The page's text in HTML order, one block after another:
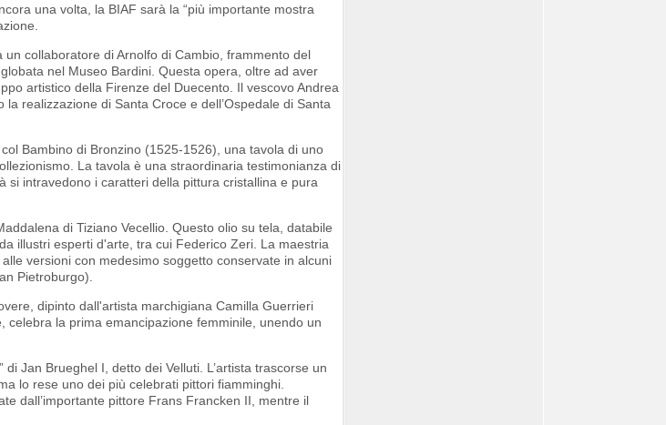
una volta, la BIAF sarà la “più importante mostra
collaboratore di Arnolfo di Cambio, frammento del
nel Museo Bardini. Questa opera, oltre ad aver
artistico della Firenze del Duecento. Il vescovo Andrea
realizzazione di Santa Croce e dell’Ospedale di Santa
Bambino di Bronzino (1525-1526), una tavola di uno
La tavola è una straordinaria testimonianza di
si intravedono i caratteri della pittura cristallina e pura
di Tiziano Vecellio. Questo olio su tela, databile
illustri esperti d'arte, tra cui Federico Zeri. La maestria
versioni con medesimo soggetto conservate in alcuni
Pietroburgo).
dipinto dall'artista marchigiana Camilla Guerrieri
la prima emancipazione femminile, unendo un
Jan Brueghel I, detto dei Velluti. L’artista trascorse un
lo rese uno dei più celebrati pittori fiamminghi.
dall’importante pittore Frans Francken II, mentre il